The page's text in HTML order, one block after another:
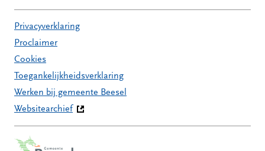
Privacyverklaring
Proclaimer
Cookies
Toegankelijkheidsverklaring
Werken bij gemeente Beesel
Websitearchief